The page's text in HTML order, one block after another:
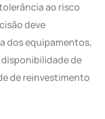
ao risco
deve
dos equipamentos,
de
de reinvestimento